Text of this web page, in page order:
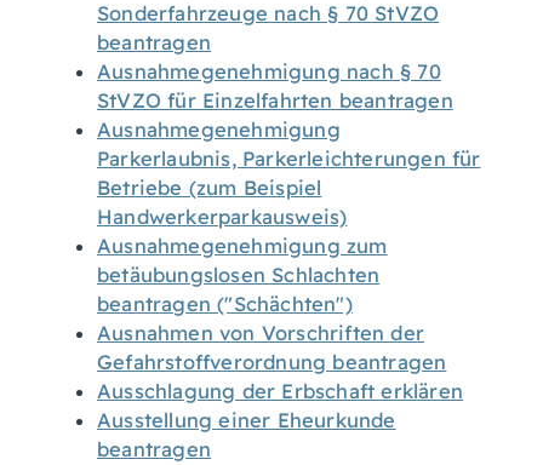
Sonderfahrzeuge nach § 70 StVZO
beantragen
Ausnahmegenehmigung nach § 70
StVZO für Einzelfahrten beantragen
Ausnahmegenehmigung
Parkerlaubnis, Parkerleichterungen für
Betriebe (zum Beispiel
Handwerkerparkausweis)
Ausnahmegenehmigung zum
betäubungslosen Schlachten
beantragen ("Schächten")
Ausnahmen von Vorschriften der
Gefahrstoffverordnung beantragen
Ausschlagung der Erbschaft erklären
Ausstellung einer Eheurkunde
beantragen